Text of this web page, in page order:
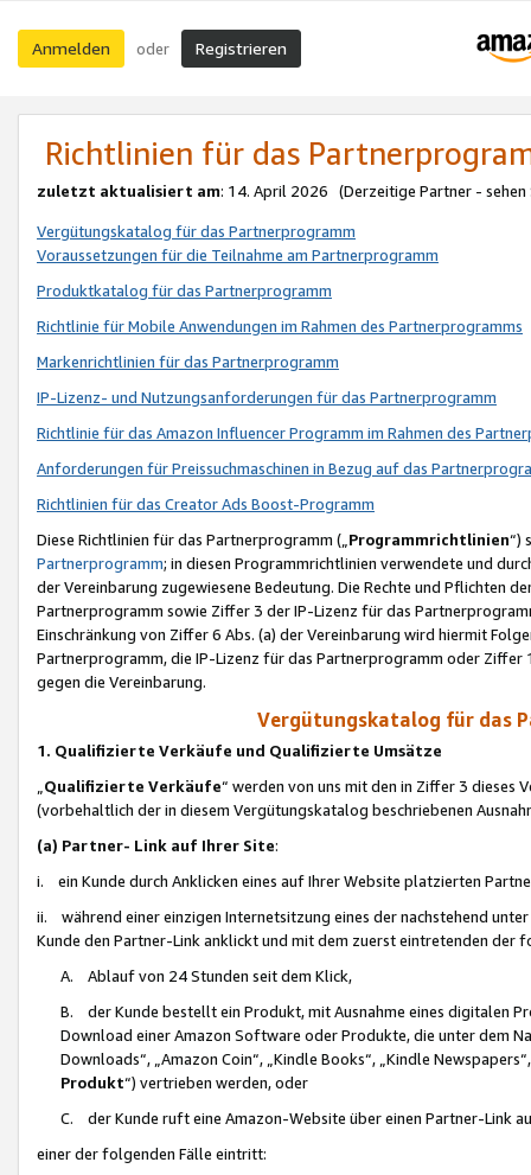
Anmelden oder Registrieren
Richtlinien für das
zuletzt aktualisiert am: 14. April 2026 (Derzeitige Partner - sehen
Vergütungskatalog für das Partnerprogramm
Voraussetzungen für die Teilnahme am Partnerprogramm
Produktkatalog für das Partnerprogramm
Richtlinie für Mobile Anwendungen im Rahmen des Partnerprogramms
Markenrichtlinien für das Partnerprogramm
IP-Lizenz- und Nutzungsanforderungen für das Partnerprogramm
Richtlinie für das Amazon Influencer Programm im Rahmen des
Anforderungen für Preissuchmaschinen in Bezug auf das
Richtlinien für das Creator Ads Boost-Programm
Diese Richtlinien für das Partnerprogramm („Programmrichtlinien“)
Partnerprogramm; in diesen Programmrichtlinien verwendete und
der Vereinbarung zugewiesene Bedeutung. Die Rechte und Pflichten
Partnerprogramm sowie Ziffer 3 der IP-Lizenz für das
Einschränkung von Ziffer 6 Abs. (a) der Vereinbarung wird hiermit
Partnerprogramm, die IP-Lizenz für das Partnerprogramm oder
gegen die Vereinbarung.
Vergütungskatalog für das
1. Qualifizierte Verkäufe und Qualifizierte Umsätze
Qualifizierte Verkäufe“ werden von uns mit den in Ziffer 3
(vorbehaltlich der in diesem Vergütungskatalog beschriebenen
(a) Partner- Link auf Ihrer Site:
i. ein Kunde durch Anklicken eines auf Ihrer Website platzierten
ii. während einer einzigen Internetsitzung eines der nachstehend
Kunde den Partner-Link anklickt und mit dem zuerst eintretenden der
A. Ablauf von 24 Stunden seit dem Klick,
B. der Kunde bestellt ein Produkt, mit Ausnahme eines digitalen
Download einer Amazon Software oder Produkte, die unter dem
Downloads“, „Amazon Coin“, „Kindle Books“, „Kindle
Produkt“) vertrieben werden, oder
C. der Kunde ruft eine Amazon-Website über einen Partner-Link
einer der folgenden Fälle eintritt: